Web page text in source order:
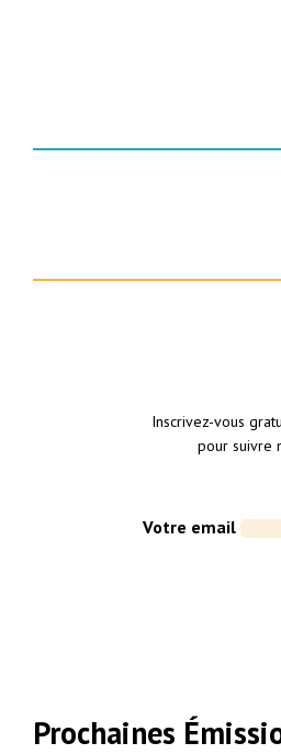
Inscrivez-vous
pour suivre
Votre email
Prochaines